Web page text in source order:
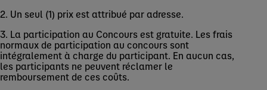
2. Un seul (1) prix est attribué par adresse.
3. La participation au Concours est gratuite. Les frais
normaux de participation au concours sont
intégralement à charge du participant. En aucun cas,
les participants ne peuvent réclamer le
remboursement de ces coûts.